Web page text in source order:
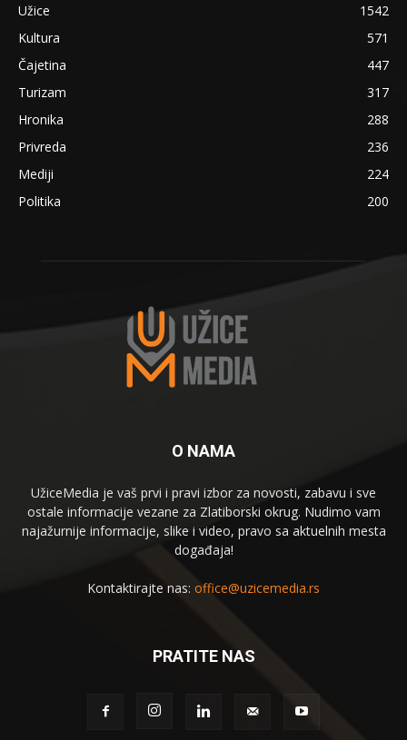
Užice
1542
Kultura
571
Čajetina
447
Turizam
317
Hronika
288
Privreda
236
Mediji
224
Politika
200
O NAMA
UžiceMedia je vaš prvi i pravi izbor za novosti, zabavu i sve
ostale informacije vezane za Zlatiborski okrug. Nudimo vam
najažurnije informacije, slike i video, pravo sa aktuelnih mesta
događaja!
Kontaktirajte nas: office@uzicemedia.rs
PRATITE NAS